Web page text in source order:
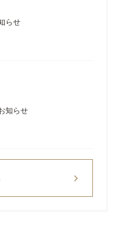
らせ
知らせ
chevron_right